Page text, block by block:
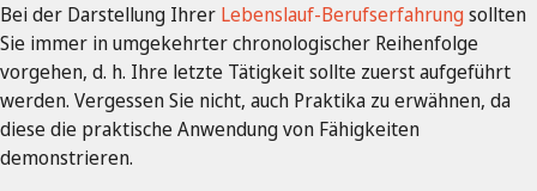
Bei der Darstellung Ihrer Lebenslauf-Berufserfahrungsollten
Sie immer in umgekehrter chronologischer Reihenfolge
vorgehen, d. h. Ihre letzte Tätigkeit sollte zuerst aufgeführt
werden. Vergessen Sie nicht, auch Praktika zu erwähnen, da
diese die praktische Anwendung von Fähigkeiten
demonstrieren.